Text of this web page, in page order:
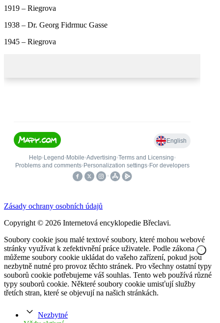
1919 – Riegrova
1938 – Dr. Georg Fidrmuc Gasse
1945 – Riegrova
Zásady ochrany osobních údajů
Copyright © 2026 Internetová encyklopedie Břeclavi.
Soubory cookie jsou malé textové soubory, které mohou webové
stránky využívat k zefektivnění práce uživatele. Podle zákona
můžeme soubory cookie ukládat do vašeho zařízení, pokud jsou
nezbytně nutné pro provoz těchto stránek. Pro všechny ostatní typy
souborů cookie potřebujeme váš souhlas. Tento web používá různé
typy souborů cookie. Některé soubory cookie umisťují služby
třetích stran, které se objevují na našich stránkách.
Nezbytné